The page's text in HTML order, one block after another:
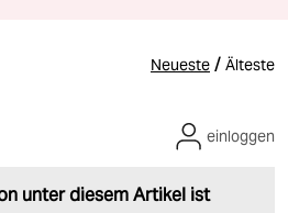
Neueste / Älteste
unter diesem Artikel ist
einloggen